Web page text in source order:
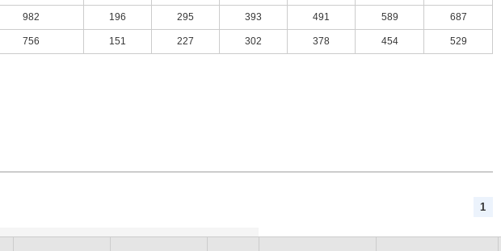
982 196 295 393 491 589 687
756 151 227 302 378 454 529
1